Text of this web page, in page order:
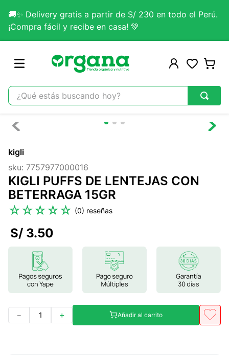
🚚✨ Delivery gratis a partir de S/ 230 en todo el Perú.
¡Compra fácil y recibe en casa! 💚
¿Qué estás buscando hoy?
TÉRMINOS MÁS BUSCADOS
2.
3.
colageno
4.
kefir
5 .
glicinato magnesio
stevia
9.
ashwagandha
kigli
sku: 7757977000016
KIGLI PUFFS DE LENTEJAS CON
BETERRAGA 15GR
☆☆☆☆☆ (0)
S/ 3.50
＋
－ Añadir al carrito